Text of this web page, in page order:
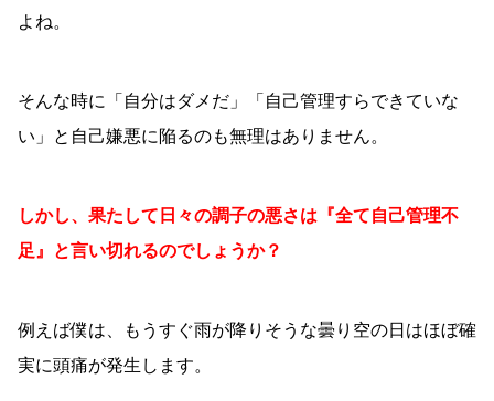
よね。
そんな時に「自分はダメだ」「自己管理すらできていな
い」と自己嫌悪に陥るのも無理はありません。
しかし、果たして日々の調子の悪さは『全て自己管理不
足』と言い切れるのでしょうか？
例えば僕は、もうすぐ雨が降りそうな曇り空の日はほぼ確
実に頭痛が発生します。